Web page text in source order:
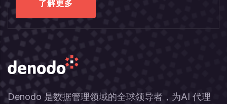
了解更多
Denodo 是数据管理领域的全球领导者，为AI 代理